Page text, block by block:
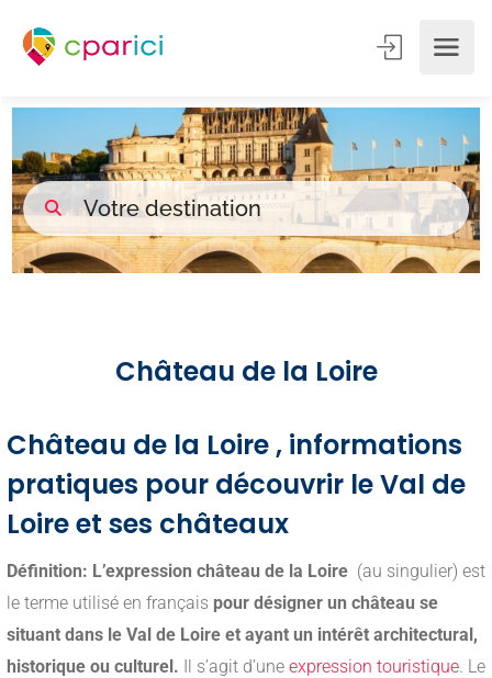
Château de la Loire
Château de la Loire , informations
pratiques pour découvrir le Val de
Loire et ses châteaux
Définition: L’expression château de la Loire (au singulier) est
le terme utilisé en français pour désigner un château se
situant dans le Val de Loire et ayant un intérêt architectural,
historique ou culturel. Il s’agit d’une expression touristique . Le